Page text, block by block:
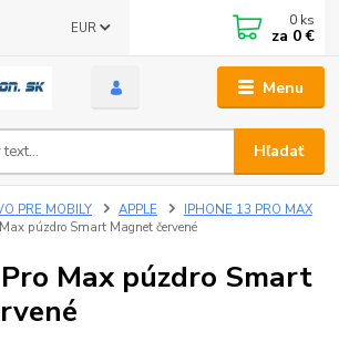
Menu
EUR
Hľadať
0 ks
za 0 €
PRE MOBILY APPLE
IPHONE 13 PRO MAX
púzdro Smart Magnet červené
Max púzdro Smart